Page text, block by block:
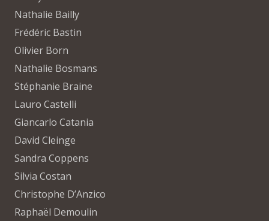
Nathalie Bailly
Frédéric Bastin
Olivier Born
Nathalie Bosmans
Stéphanie Braine
Lauro Castelli
Giancarlo Catania
David Cleinge
Sandra Coppens
Silvia Costan
Christophe D’Anzico
Raphaël Demoulin